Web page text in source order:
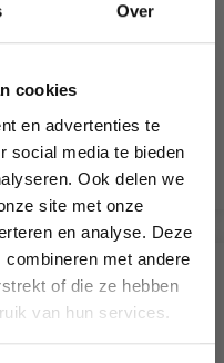
Over
cookies
en advertenties te
social media te bieden
Ook delen we
site met onze
en analyse. Deze
met andere
of die ze hebben
van hun services.
13 CM (0.75-1.75
50 %
nos soldes et